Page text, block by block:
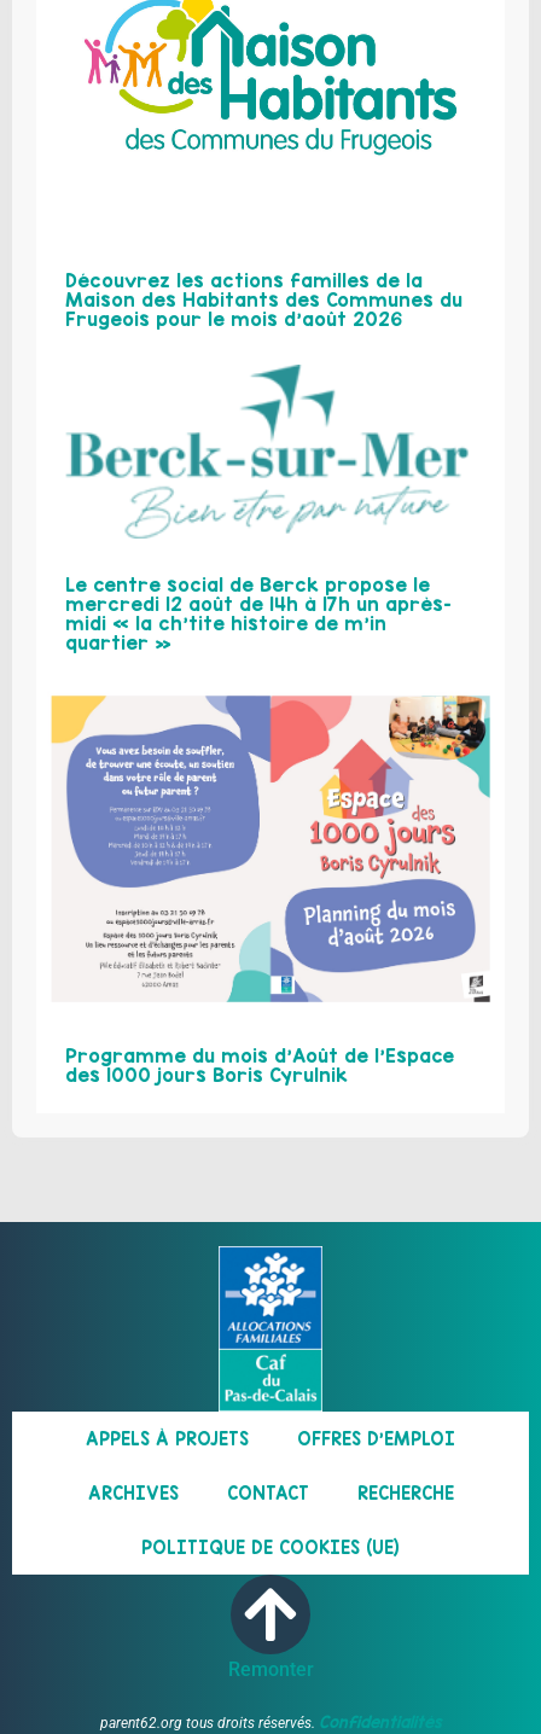
Découvrez les actions familles de la
Maison des Habitants des Communes du
Frugeois pour le mois d’août 2026
Le centre social de Berck propose le
mercredi 12 août de 14h à 17h un après-
midi « la ch’tite histoire de m’in
quartier »
Programme du mois d’Août de l’Espace
des 1000 jours Boris Cyrulnik
APPELS À PROJETS OFFRES D’EMPLOI
ARCHIVES CONTACT RECHERCHE
POLITIQUE DE COOKIES (UE)
Remonter
parent62.org tous droits réservés. Confidentialités